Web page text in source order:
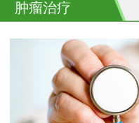
肿瘤治疗